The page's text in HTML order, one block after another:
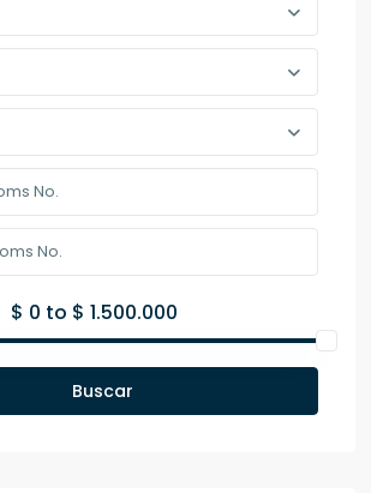
$ 0 to $ 1.500.000
Buscar